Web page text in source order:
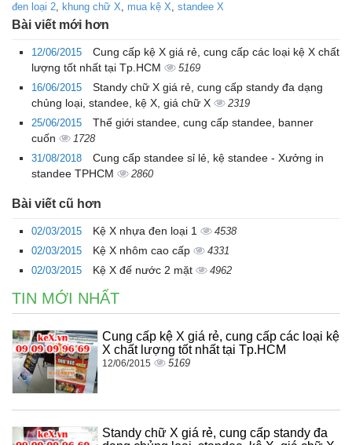
đen loại 2, khung chữ X, mua kệ X, standee X
Bài viết mới hơn
12/06/2015
Cung cấp kệ X giá rẻ, cung cấp các loại kệ X chất
lượng tốt nhất tại Tp.HCM
5169
16/06/2015
Standy chữ X giá rẻ, cung cấp standy đa dạng
chủng loại, standee, kệ X, giá chữ X
2319
25/06/2015
Thế giới standee, cung cấp standee, banner
cuốn
1728
31/08/2018
Cung cấp standee sỉ lẻ, kệ standee - Xưởng in
standee TPHCM
2860
Bài viết cũ hơn
02/03/2015 Kệ X nhựa đen loại 1
4538
02/03/2015
Kệ X nhôm cao cấp
4331
02/03/2015
Kệ X đế nước 2 mặt 4962
TIN MỚI NHẤT
Cung cấp kệ X giá rẻ, cung cấp các loại kệ
X chất lượng tốt nhất tại Tp.HCM
12/06/2015 5169
Standy chữ X giá rẻ, cung cấp standy đa